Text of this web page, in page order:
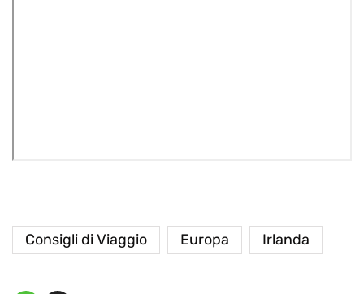
Consigli di Viaggio Europa Irlanda